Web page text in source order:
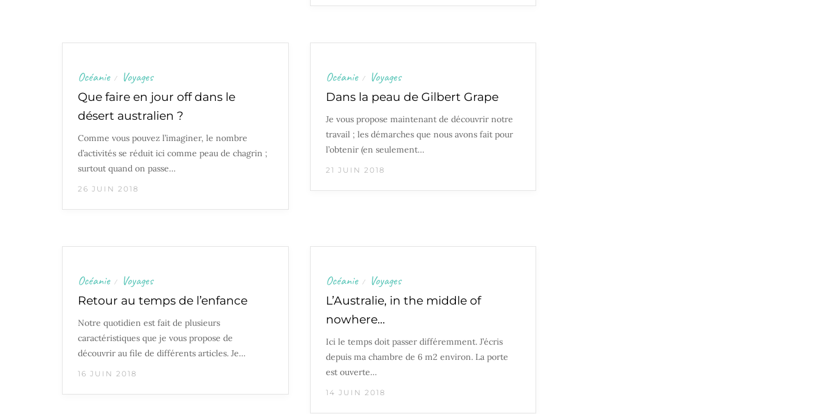
Océanie / Voyages
Que faire en jour off dans le
désert australien ?
Comme vous pouvez l’imaginer, le nombre
d’activités se réduit ici comme peau de chagrin ;
surtout quand on passe…
26 JUIN 2018
Océanie / Voyages
Dans la peau de Gilbert Grape
Je vous propose maintenant de découvrir notre
travail ; les démarches que nous avons fait pour
l’obtenir (en seulement…
21 JUIN 2018
Océanie / Voyages
Retour au temps de l’enfance
Notre quotidien est fait de plusieurs
caractéristiques que je vous propose de
découvrir au file de différents articles. Je…
16 JUIN 2018
Océanie / Voyages
L’Australie, in the middle of
nowhere…
Ici le temps doit passer différemment. J’écris
depuis ma chambre de 6 m2 environ. La porte
est ouverte…
14 JUIN 2018